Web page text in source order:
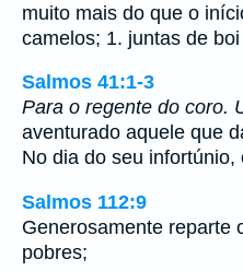
muito mais do que o
camelos; 1. juntas de
Salmos 41:1-3
Para o regente do coro.
aventurado aquele que
No dia do seu
Salmos 112:9
Generosamente reparte
pobres;